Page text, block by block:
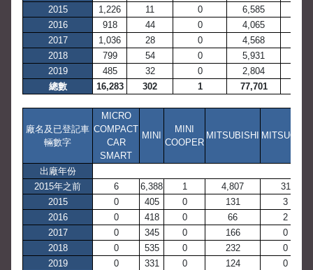
2015
1,226 11 0 6,585
2016
918 44 0 4,065
2017
1,036 28 0 4,568
2018
799 54 0 5,931
2019
485 32 0 2,804
總數
16,283 302 1 77,701
廠名及已登記車
輛數字
MICRO
COMPACT
CAR
SMART
MINI
MINI
COOPER
MITSUBISHI MITSUOKA
出廠年份
2015年之前
6 6,388 1 4,807
31
2015
0 405 0 131
3
2016
0 418 0 66
2
2017
0 345 0 166
0
2018
0 535 0 232
0
2019
0 331 0 124
0